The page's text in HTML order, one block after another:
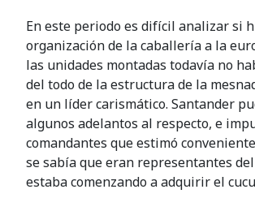
En este periodo es difícil analizar si
organización de la caballería a la
las unidades montadas todavía no
del todo de la estructura de la
en un líder carismático. Santander
algunos adelantos al respecto, e
comandantes que estimó
se sabía que eran representantes
estaba comenzando a adquirir el